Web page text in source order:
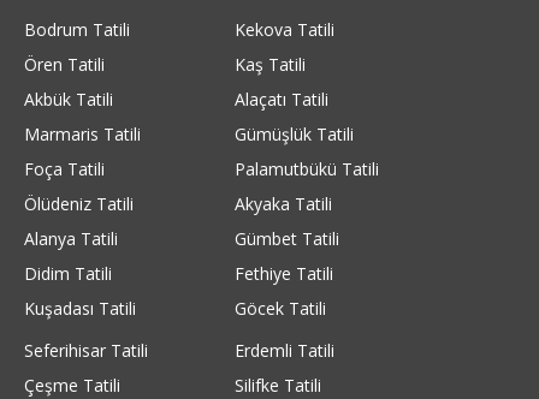
Bodrum Tatili
Ören Tatili
Akbük Tatili
Marmaris Tatili
Foça Tatili
Ölüdeniz Tatili
Alanya Tatili
Didim Tatili
Kuşadası Tatili
Kekova Tatili
Kaş Tatili
Alaçatı Tatili
Gümüşlük Tatili
Palamutbükü Tatili
Akyaka Tatili
Gümbet Tatili
Fethiye Tatili
Göcek Tatili
Seferihisar Tatili
Çeşme Tatili
Erdemli Tatili
Silifke Tatili